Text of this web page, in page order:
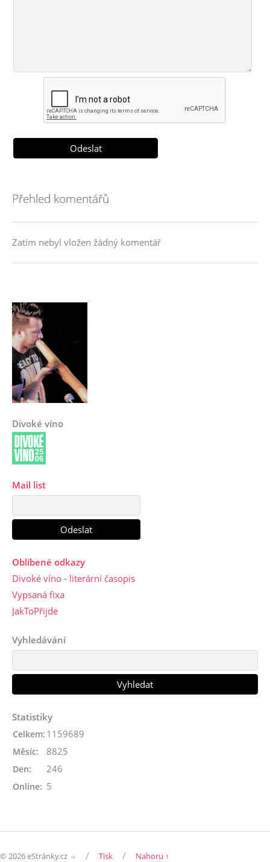
Přehled komentářů
Zatím nebyl vložen žádný komentář
Divoké víno
Mail list
Oblíbené odkazy
Divoké víno - literární časopis
Vypsaná fixa
JakToPřijde
Vyhledávání
Statistiky
Online: 5
Celkem: 1159689
Měsíc: 8825
Den: 246
© 2026 eStránky.cz / Tisk / Nahoru ↑